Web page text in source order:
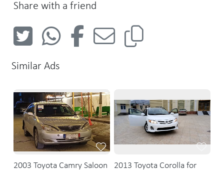
Share with a friend
Similar Ads
2003 Toyota Camry Saloon
2013 Toyota Corolla for